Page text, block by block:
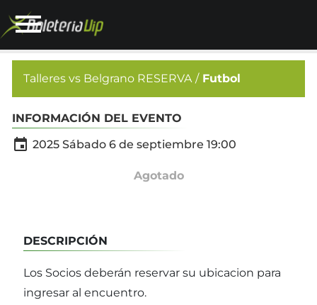
Talleres vs Belgrano RESERVA Futbol
INFORMACIÓN DEL EVENTO
 2025 Sábado 6 de septiembre 19:00
Agotado
DESCRIPCIÓN
Los Socios deberán reservar su ubicacion para
ingresar al encuentro.